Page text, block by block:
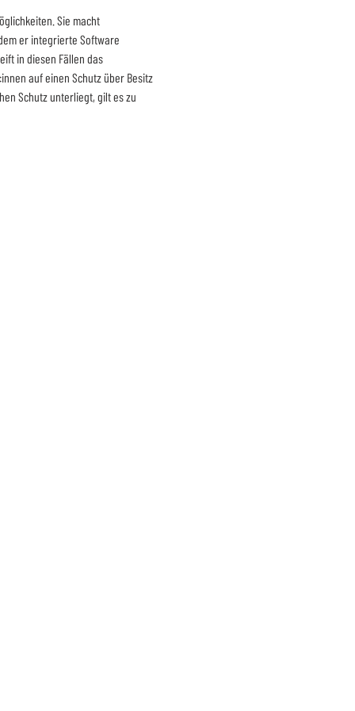
Sie macht
er integrierte Software
in diesen Fällen das
auf einen Schutz über Besitz
Schutz unterliegt, gilt es zu